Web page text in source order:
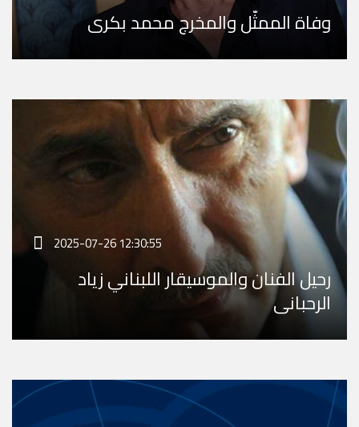
وفاة الممثّل والمخرج محمد بكري
2025-07-26 12:30:55
رحيل الفنان والموسيقار اللبناني زياد
الرحباني